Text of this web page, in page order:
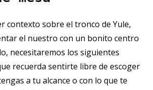
contexto sobre el tronco de Yule,
el nuestro con un bonito centro
necesitaremos los siguientes
recuerda sentirte libre de escoger
a tu alcance o con lo que te